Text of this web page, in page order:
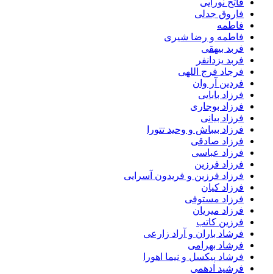
فاتح نورایی
فاروق جدلی
فاطمه
فاطمه و رضا شیری
فربد بیهقی
فربد یزدانفر
فرجاد فرج اللهی
فردین آر وان
فرزاد بابایی
فرزاد بوجاری
فرزاد بیانی
فرزاد بیباش و وحید تتورا
فرزاد صادقی
فرزاد عباسی
فرزاد فرزین
فرزاد فرزین و فریدون آسرایی
فرزاد کیان
فرزاد مستوفی
فرزاد میریان
فرزین کاتب
فرشاد باران و آراد زارعی
فرشاد بهرامی
فرشاد پیکسل و نیما اهورا
فرشید ادهمی